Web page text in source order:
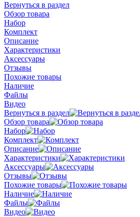
Вернуться в раздел
Обзор товара
Набор
Комплект
Описание
Характеристики
Аксессуары
Отзывы
Похожие товары
Наличие
Файлы
Видео
Вернуться в раздел
Обзор товара
Набор
Комплект
Описание
Характеристики
Аксессуары
Отзывы
Похожие товары
Наличие
Файлы
Видео